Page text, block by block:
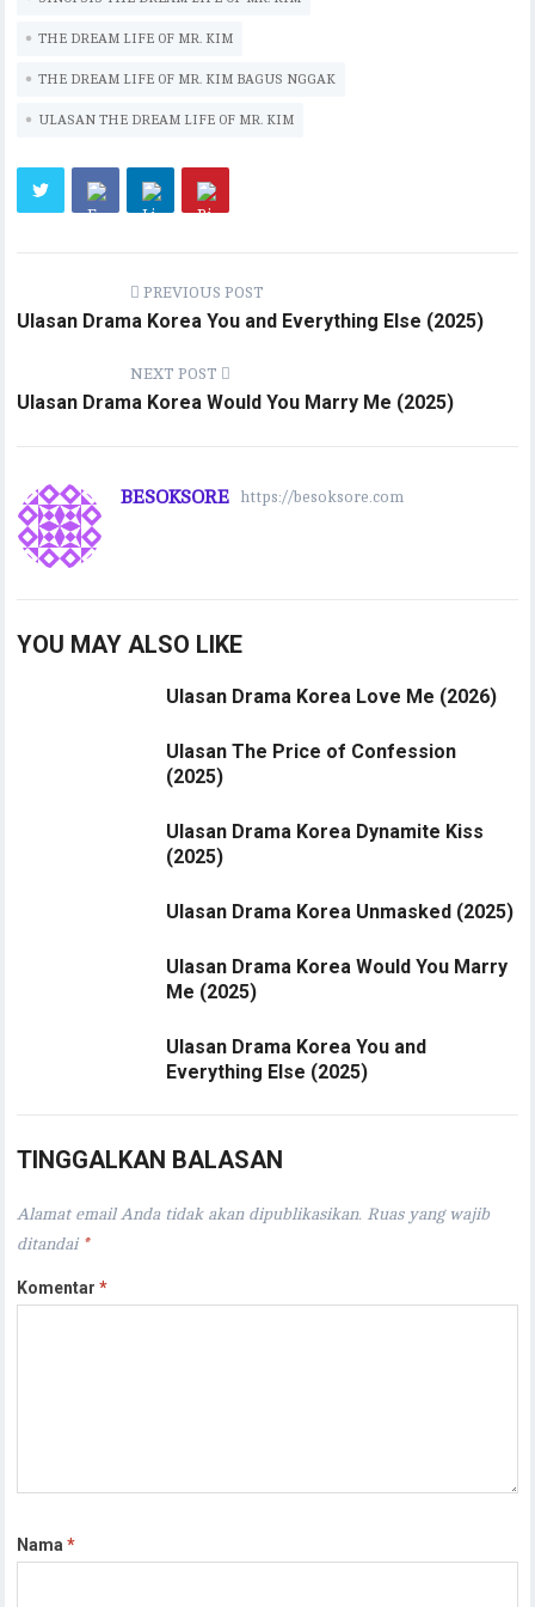
p
p
k
THE DREAM LIFE OF MR. KIM
THE DREAM LIFE OF MR. KIM BAGUS NGGAK
ULASAN THE DREAM LIFE OF MR. KIM
PREVIOUS POST
Ulasan Drama Korea You and Everything Else (2025)
NEXT POST
Ulasan Drama Korea Would You Marry Me (2025)
BESOKSORE https://besoksore.com
YOU MAY ALSO LIKE
Ulasan Drama Korea Love Me (2026)
Ulasan The Price of Confession
(2025)
Ulasan Drama Korea Dynamite Kiss
(2025)
Ulasan Drama Korea Unmasked (2025)
Ulasan Drama Korea Would You Marry
Me (2025)
Ulasan Drama Korea You and
Everything Else (2025)
TINGGALKAN BALASAN
Alamat email Anda tidak akan dipublikasikan. Ruas yang wajib
ditandai *
Komentar*
Nama*